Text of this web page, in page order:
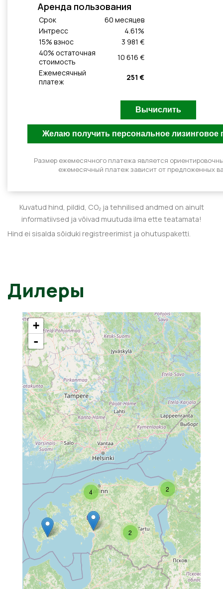
Aренда пользования
Cрок 60 месяцeв
Интресс
4.61%
15% взнос
3 981 €
40% остаточная
стоимость
10 616 €
Ежемесячный
платеж
251 €
Размер ежемесячного платежа является
ежемесячный платеж зависит от предложенных
Kuvatud hind, pildid, CO₂ ja tehnilised andmed on ainult
informatiivsed ja võivad muutuda ilma ette teatamata!
Hind ei sisalda sõiduki registreerimist ja ohutuspaketti.
Дилеры
2
2
4
+
-